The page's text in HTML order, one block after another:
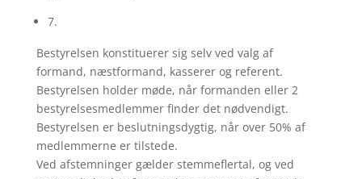
7.
Bestyrelsen konstituerer sig selv ved valg af
formand, næstformand, kasserer og referent.
Bestyrelsen holder møde, når formanden eller 2
bestyrelsesmedlemmer finder det nødvendigt.
Bestyrelsen er beslutningsdygtig, når over 50% af
medlemmerne er tilstede.
Ved afstemninger gælder stemmeflertal, og ved